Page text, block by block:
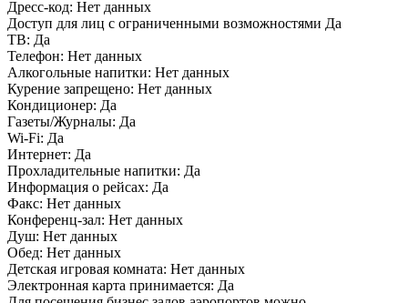
Дресс-код: Нет данных
Доступ для лиц с ограниченными возможностями Да
ТВ: Да
Телефон: Нет данных
Алкогольные напитки: Нет данных
Курение запрещено: Нет данных
Кондиционер: Да
Газеты/Журналы: Да
Wi-Fi: Да
Интернет: Да
Прохладительные напитки: Да
Информация о рейсах: Да
Факс: Нет данных
Конференц-зал: Нет данных
Душ: Нет данных
Обед: Нет данных
Детская игровая комната: Нет данных
Электронная карта принимается: Да